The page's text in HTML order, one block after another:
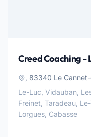
Creed Coaching -
, 83340 Le
Le-Luc, Vidauban,
Freinet, Taradeau,
Lorgues, Cabasse